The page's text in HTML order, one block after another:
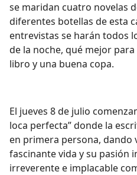
se maridan cuatro novelas
diferentes botellas de esta
entrevistas se harán todos
de la noche, qué mejor
libro y una buena copa.
El jueves 8 de julio
loca perfecta”donde la
en primera persona, dando
fascinante vida y su pasión
irreverente e implacable